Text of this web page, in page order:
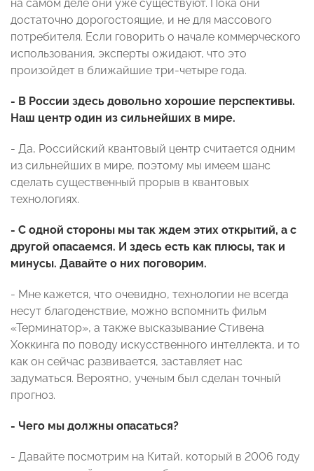
на самом деле они уже существуют. Пока они
достаточно дорогостоящие, и не для массового
потребителя. Если говорить о начале коммерческого
использования, эксперты ожидают, что это
произойдет в ближайшие три-четыре года.
- В России здесь довольно хорошие перспективы.
Наш центр один из сильнейших в мире.
- Да, Российский квантовый центр считается одним
из сильнейших в мире, поэтому мы имеем шанс
сделать существенный прорыв в квантовых
технологиях.
- С одной стороны мы так ждем этих открытий, а с
другой опасаемся. И здесь есть как плюсы, так и
минусы. Давайте о них поговорим.
- Мне кажется, что очевидно, технологии не всегда
несут благоденствие, можно вспомнить фильм
«Терминатор», а также высказывание Стивена
Хоккинга по поводу искусственного интеллекта, и то
как он сейчас развивается, заставляет нас
задуматься. Вероятно, ученым был сделан точный
прогноз.
- Чего мы должны опасаться?
- Давайте посмотрим на Китай, который в 2006 году